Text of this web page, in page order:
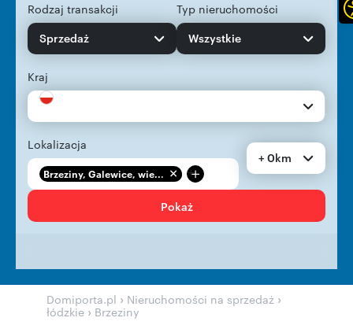
Rodzaj transakcji
Sprzedaż
Typ nieruchomości
Wszystkie
Kraj
Lokalizacja
Brzeziny, Galewice, wie... +
+ 0km
Pokaż
Domiporta.pl › Nieruchomości na sprzedaż ›
łódzkie › Brzeziny